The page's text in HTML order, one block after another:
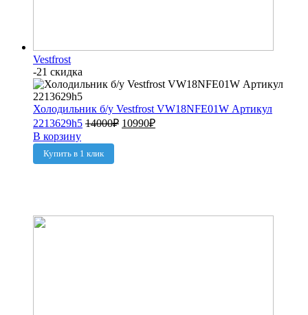
Vestfrost
-21 скидка
Холодильник б/у Vestfrost VW18NFE01W Артикул
2213629h5 14000₽ 10990₽
В корзину
Купить в 1 клик